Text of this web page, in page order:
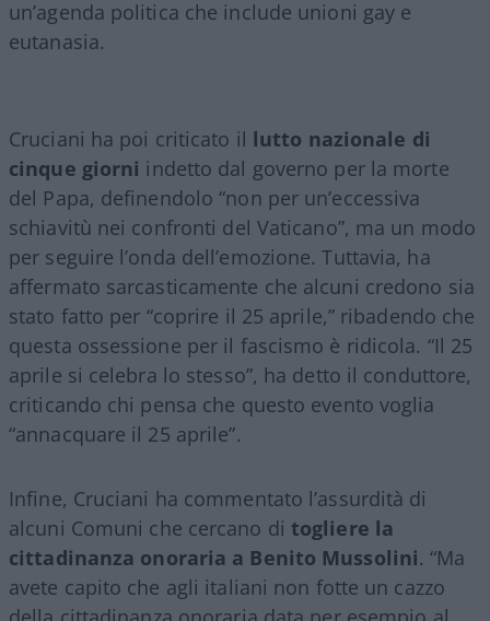
un’agenda politica che include unioni gay e
eutanasia.
Cruciani ha poi criticato il lutto nazionale di
cinque giorni indetto dal governo per la morte
del Papa, definendolo “non per un’eccessiva
schiavitù nei confronti del Vaticano”, ma un modo
per seguire l’onda dell’emozione. Tuttavia, ha
affermato sarcasticamente che alcuni credono sia
stato fatto per “coprire il 25 aprile,” ribadendo che
questa ossessione per il fascismo è ridicola. “Il 25
aprile si celebra lo stesso”, ha detto il conduttore,
criticando chi pensa che questo evento voglia
“annacquare il 25 aprile”.
Infine, Cruciani ha commentato l’assurdità di
alcuni Comuni che cercano di togliere la
cittadinanza onoraria a Benito Mussolini. “Ma
avete capito che agli italiani non fotte un cazzo